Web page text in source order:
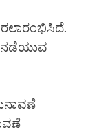
ನಡೆಯುವ